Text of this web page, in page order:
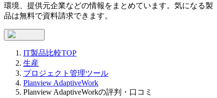
環境、提供元企業などの情報をまとめています。気になる製
品は無料で資料請求できます。
IT製品比較TOP
生産
プロジェクト管理ツール
Planview AdaptiveWork
Planview AdaptiveWorkの評判・口コミ